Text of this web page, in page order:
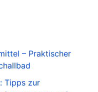
– Praktischer
Tipps zur